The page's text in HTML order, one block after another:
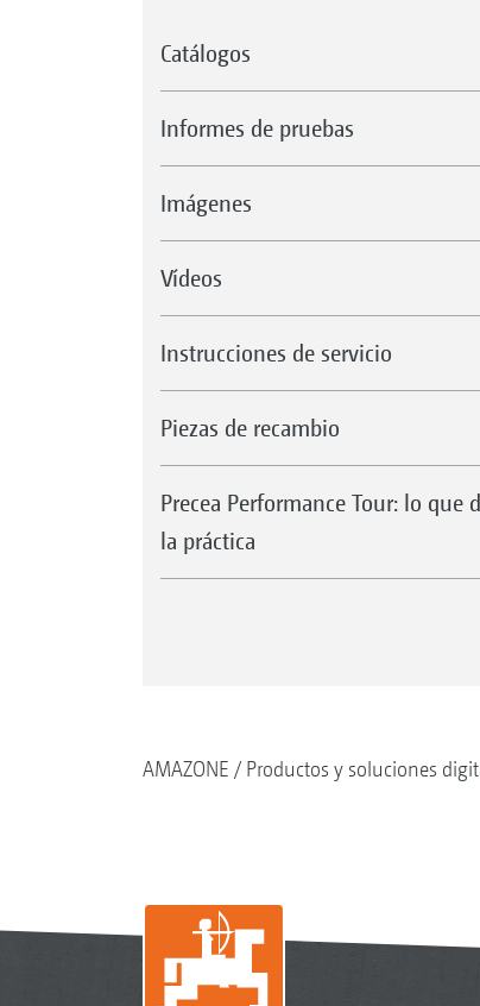
Catálogos
Informes de pruebas
Imágenes
Vídeos
Instrucciones de servicio
Piezas de recambio
Precea Performance Tour: lo que
la práctica
AMAZONE Productos y soluciones